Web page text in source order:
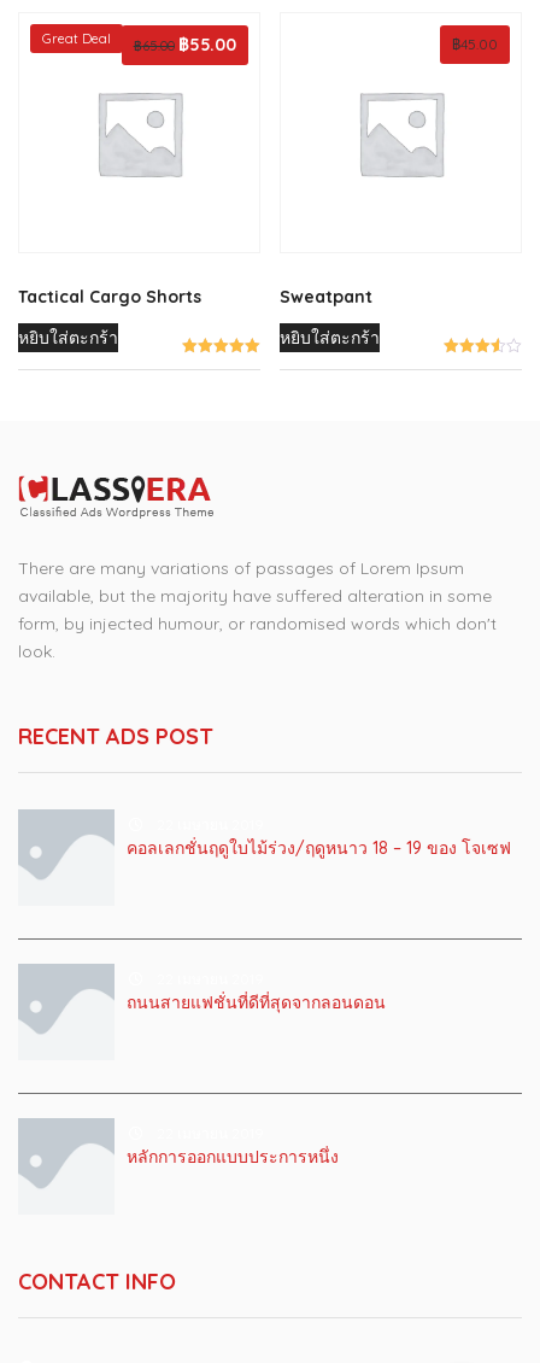
Great Deal
Tactical Cargo Shorts
฿65.00 Original
was:
฿55.00Current
หยิบใส่ตะกร้า
Sweatpant
฿45.00
หยิบใส่ตะกร้า
There are many variations of passages of Lorem Ipsum
available, but the majority have suffered alteration in some
form, by injected humour, or randomised words which don't
look.
RECENT ADS POST
คอลเลกชั่นฤดูใบไม้ร่วง/ฤดูหนาว 18 – 19 ของ โจเซฟ
ถนนสายแฟชั่นที่ดีที่สุดจากลอนดอน
หลักการออกแบบประการหนึ่ง
CONTACT INFO